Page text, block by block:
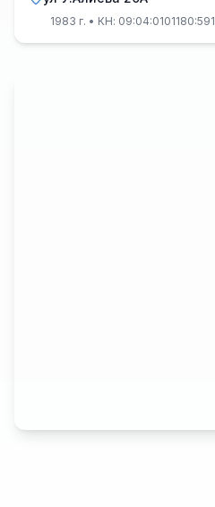
1983 г. • КН: 09:04:0101180:591